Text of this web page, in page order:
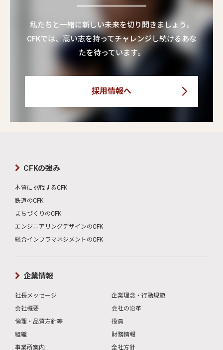
私たちと一緒に新しい未来を切り開きましょう。
CFKでは、高い志を持ってチャレンジし続けるあな
たを待っています。
採用情報へ
CFKの強み
本質に挑戦するCFK
鉄道のCFK
まちづくりのCFK
エンジニアリングデザインのCFK
総合インフラマネジメントのCFK
企業情報
社長メッセージ
企業理念・行動規範
会社概要
会社の沿革
倫理・品質方針等
役員
組織
財務情報
事業所案内
全社方針